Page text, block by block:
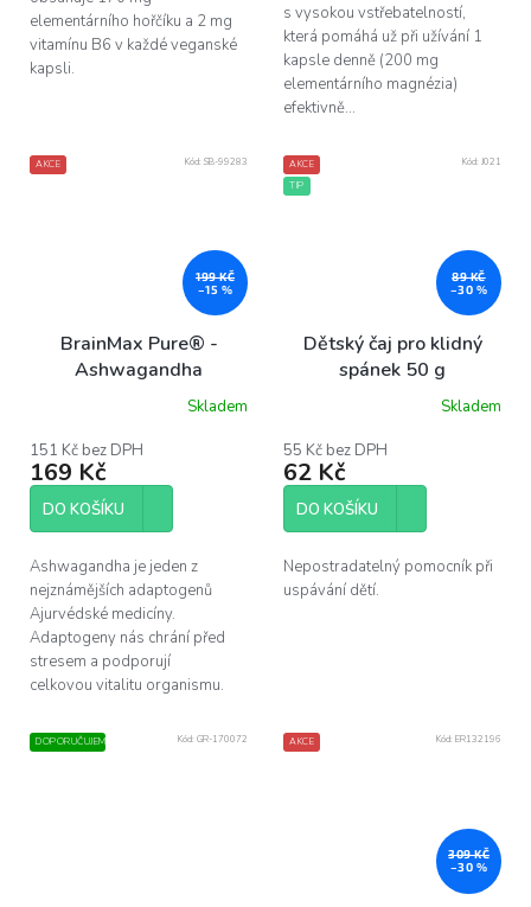
elementárního hořčíku a 2 mg
vitamínu B6 v každé veganské
kapsli.
s vysokou vstřebatelností,
která pomáhá už při užívání 1
kapsle denně (200 mg
elementárního magnézia)
efektivně...
AKCE
199 KČ
–15 %
BrainMax Pure® -
Ashwagandha
(ašvaganda) prášek, BIO,
Skladem
151 Kč bez DPH
169 Kč
DO KOŠÍKU
Ashwagandha je jeden z
nejznámějších adaptogenů
Ajurvédské medicíny.
Adaptogeny nás chrání před
stresem a podporují
celkovou vitalitu organismu.
Kód: SB-99283
AKCE
TIP
89 KČ
–30 %
Dětský čaj pro klidný
spánek 50 g
produktu
je
5,0
5
Skladem
55 Kč bez DPH
62 Kč
DO KOŠÍKU
Nepostradatelný pomocník při
uspávání dětí.
Kód: J021
DOPORUČUJEME Kód: GR-170072 AKCE
309 KČ
–30 %
Kód: ER132196